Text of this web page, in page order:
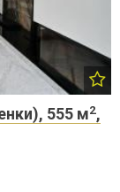
555 м2,